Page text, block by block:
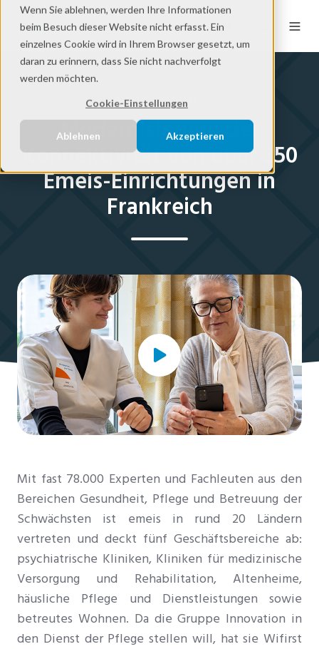
Wenn Sie ablehnen, werden Ihre Informationen
beim Besuch dieser Website nicht erfasst. Ein
einzelnes Cookie wird in Ihrem Browser gesetzt, um
daran zu erinnern, dass Sie nicht nachverfolgt
werden möchten.
Cookie-Einstellungen
Ablehnen Akzeptieren
DE
Success Story
Modernisierung der
Konnektivität von über 350
Emeis-Einrichtungen in
Frankreich
Mit fast 78.000 Experten und Fachleuten aus den
Bereichen Gesundheit, Pflege und Betreuung der
Schwächsten ist emeis in rund 20 Ländern
vertreten und deckt fünf Geschäftsbereiche ab:
psychiatrische Kliniken, Kliniken für medizinische
Versorgung und Rehabilitation, Altenheime,
häusliche Pflege und Dienstleistungen sowie
betreutes Wohnen. Da die Gruppe Innovation in
den Dienst der Pflege stellen will, hat sie Wifirst